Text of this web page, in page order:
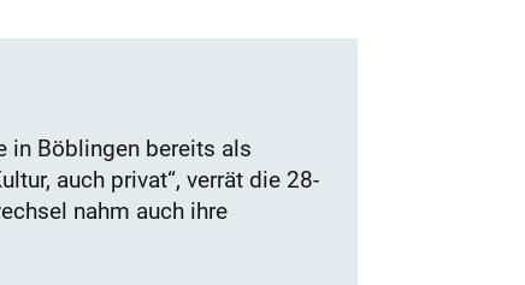
in Böblingen bereits als
auch privat“, verrät die 28-
nahm auch ihre